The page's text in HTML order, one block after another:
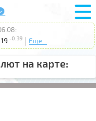
-0.39 Еще...
на карте:
EUR